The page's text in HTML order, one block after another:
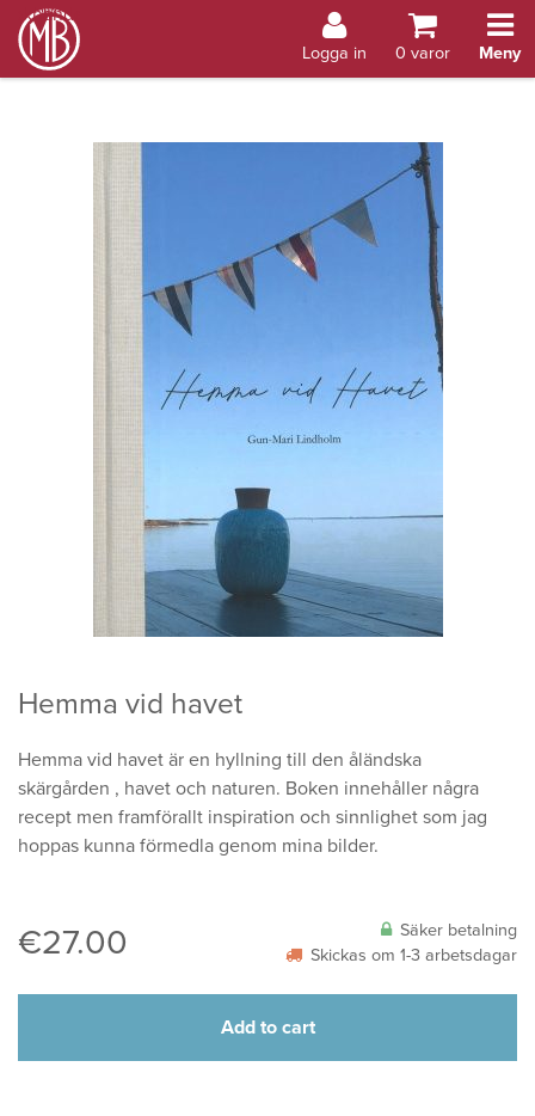
Åland
Logga in 0 varor Meny
Hemma vid havet
Hemma vid havet är en hyllning till den åländska
skärgården , havet och naturen. Boken innehåller några
recept men framförallt inspiration och sinnlighet som jag
hoppas kunna förmedla genom mina bilder.
€27.00
Säker betalning
Skickas om 1-3 arbetsdagar
Add to cart